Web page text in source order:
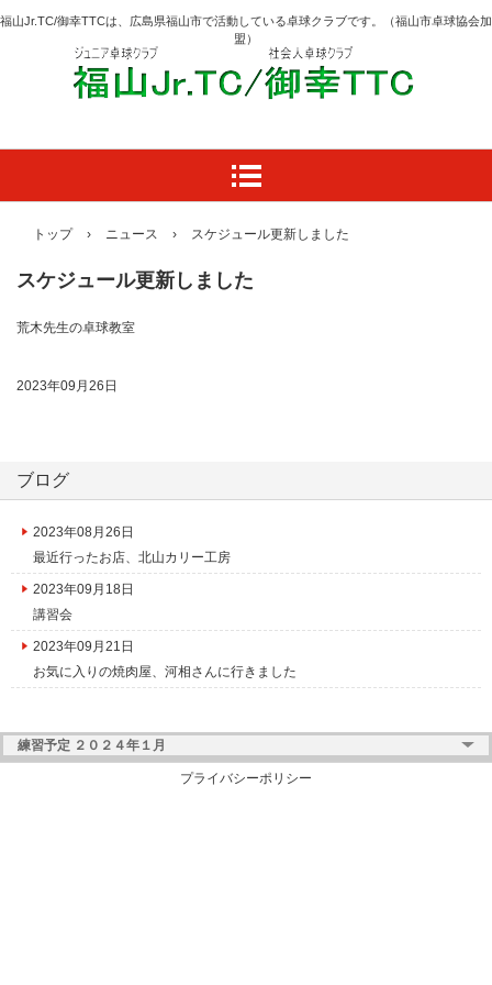
福山Jr.TC/御幸TTCは、広島県福山市で活動している卓球クラブです。（福山市卓球協会加
盟）
トップ › ニュース › スケジュール更新しました
スケジュール更新しました
荒木先生の卓球教室
2023年09月26日
ブログ
2023年08月26日
最近行ったお店、北山カリー工房
2023年09月18日
講習会
2023年09月21日
お気に入りの焼肉屋、河相さんに行きました
練習予定 ２０２４年１月
プライバシーポリシー